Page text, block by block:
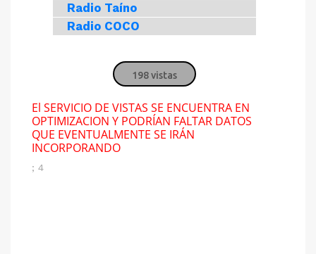
Radio Taíno
Radio COCO
198 vistas
El SERVICIO DE VISTAS SE ENCUENTRA EN
OPTIMIZACION Y PODRÍAN FALTAR DATOS
QUE EVENTUALMENTE SE IRÁN
INCORPORANDO
; 4